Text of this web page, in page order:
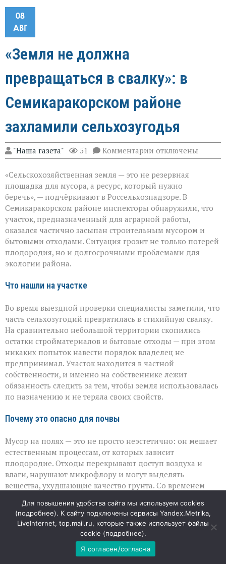
08
АВГ
«Земля не должна
превращаться в свалку»: в
Семикаракорском районе
захламили сельхозугодья
"Наша газета" 51 Комментарии к
записи
не
должна
превращаться
в
свалку»:
в
Семикаракорском
районе
захламили
сельхозугодья
отключены
«Сельскохозяйственная земля — это не резервная
площадка для мусора, а ресурс, который нужно
беречь», — подчёркивают в Россельхознадзоре. В
Семикаракорском районе инспекторы обнаружили, что
участок, предназначенный для аграрной работы,
оказался частично засыпан строительным мусором и
бытовыми отходами. Ситуация грозит не только потерей
плодородия, но и долгосрочными проблемами для
экологии района.
Что нашли на участке
Во время выездной проверки специалисты заметили, что
часть сельхозугодий превратилась в стихийную свалку.
На сравнительно небольшой территории скопились
остатки стройматериалов и бытовые отходы — при этом
никаких попыток навести порядок владелец не
предпринимал. Участок находится в частной
собственности, и именно на собственнике лежит
обязанность следить за тем, чтобы земля использовалась
по назначению и не теряла своих свойств.
Почему это опасно для почвы
Мусор на полях — это не просто неэстетично: он мешает
естественным процессам, от которых зависит
плодородие. Отходы перекрывают доступ воздуха и
влаги, нарушают микрофлору и могут выделять
вещества, ухудшающие качество грунта. Со временем
выращивания культур, а восстановление их плодородия
требует серьёзных усилий и времени. Для сельского
хозяйства региона это означает потерю ценных земель,
которые непросто заменить.
Для повышения удобства сайта мы используем cookies
(подробнее). К сайту подключены сервисы Yandex.Metrika,
LiveInternet, top.mail.ru, которые также использует файлы
cookie (подробнее).
Я согласен/согласна